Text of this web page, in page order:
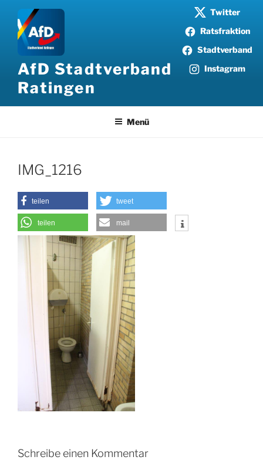
Twitter
Ratsfraktion
Stadtverband
Instagram
Inhalt
springen
AfD Stadtverband
Ratingen
Menü
IMG_1216
teilen tweet
teilen mail
Schreibe einen Kommentar